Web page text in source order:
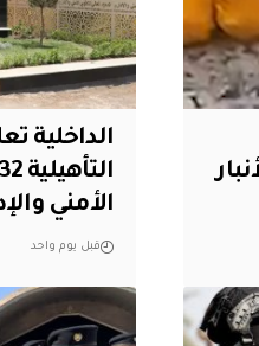
الداخلية
الأمني
قبل يوم واحد